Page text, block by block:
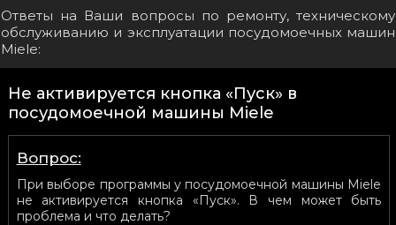
Ответы на Ваши вопросы по ремонту, техническому
обслуживанию и эксплуатации посудомоечных машин
Miele:
Не активируется кнопка «Пуск» в
посудомоечной машины Miele
Вопрос:
При выборе программы у посудомоечной машины Miele
не активируется кнопка «Пуск». В чем может быть
проблема и что делать?